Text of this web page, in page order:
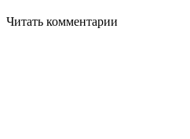
Читать комментарии